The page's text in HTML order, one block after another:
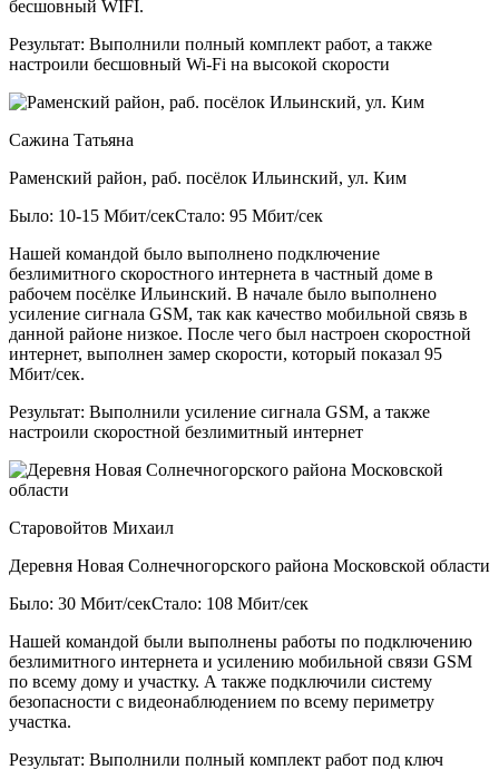
бесшовный WIFI.
Результат: Выполнили полный комплект работ, а также
настроили бесшовный Wi-Fi на высокой скорости
Сажина Татьяна
Раменский район, раб. посёлок Ильинский, ул. Ким
Было: 10-15 Мбит/секСтало: 95 Мбит/сек
Нашей командой было выполнено подключение
безлимитного скоростного интернета в частный доме в
рабочем посёлке Ильинский. В начале было выполнено
усиление сигнала GSM, так как качество мобильной связь в
данной районе низкое. После чего был настроен скоростной
интернет, выполнен замер скорости, который показал 95
Мбит/сек.
Результат: Выполнили усиление сигнала GSM, а также
настроили скоростной безлимитный интернет
Старовойтов Михаил
Деревня Новая Солнечногорского района Московской области
Было: 30 Мбит/секСтало: 108 Мбит/сек
Нашей командой были выполнены работы по подключению
безлимитного интернета и усилению мобильной связи GSM
по всему дому и участку. А также подключили систему
безопасности с видеонаблюдением по всему периметру
участка.
Результат: Выполнили полный комплект работ под ключ